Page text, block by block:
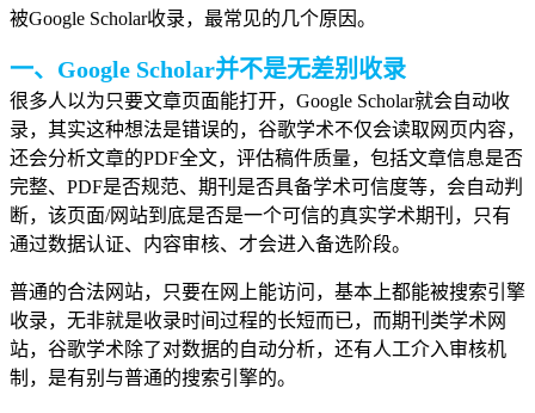
被Google Scholar收录，最常见的几个原因。
一、Google Scholar并不是无差别收录
很多人以为只要文章页面能打开，Google Scholar就会自动收
录，其实这种想法是错误的，谷歌学术不仅会读取网页内容，
还会分析文章的PDF全文，评估稿件质量，包括文章信息是否
完整、PDF是否规范、期刊是否具备学术可信度等，会自动判
断，该页面/网站到底是否是一个可信的真实学术期刊，只有
通过数据认证、内容审核、才会进入备选阶段。
普通的合法网站，只要在网上能访问，基本上都能被搜索引擎
收录，无非就是收录时间过程的长短而已，而期刊类学术网
站，谷歌学术除了对数据的自动分析，还有人工介入审核机
制，是有别与普通的搜索引擎的。